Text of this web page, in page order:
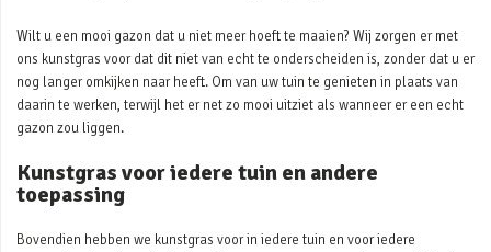
Wilt u een mooi gazon dat u niet meer hoeft te maaien? Wij zorgen er met
ons kunstgras voor dat dit niet van echt te onderscheiden is, zonder dat u er
nog langer omkijken naar heeft. Om van uw tuin te genieten in plaats van
daarin te werken, terwijl het er net zo mooi uitziet als wanneer er een echt
gazon zou liggen.
Kunstgras voor iedere tuin en andere
toepassing
Bovendien hebben we kunstgras voor in iedere tuin en voor iedere